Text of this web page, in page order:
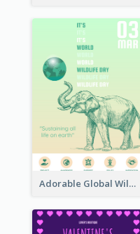
Adorable Global Wildlife Poster Design Idea